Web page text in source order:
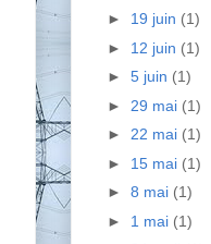
► 19 juin (1)
► 12 juin (1)
► 5 juin (1)
► 29 mai (1)
► 22 mai (1)
► 15 mai (1)
► 8 mai (1)
► 1 mai (1)